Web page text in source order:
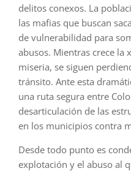
delitos conexos. La
las mafias que buscan
de vulnerabilidad para
abusos. Mientras crece la
miseria, se siguen
tránsito. Ante esta
una ruta segura entre
desarticulación de las
en los municipios contra
Desde todo punto es
explotación y el abuso al